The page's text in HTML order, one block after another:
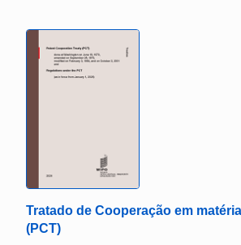
Tratado de Cooperação em
(PCT)